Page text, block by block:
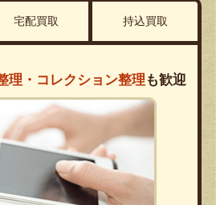
宅配買取 持込買取
理・コレクション整理 も歓迎